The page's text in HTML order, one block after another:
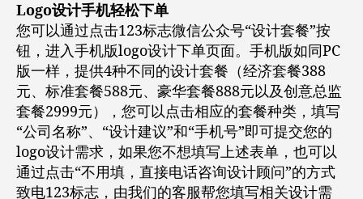
Logo设计手机轻松下单
您可以通过点击123标志微信公众号“设计套餐”按
钮，进入手机版logo设计下单页面。手机版如同PC
版一样，提供4种不同的设计套餐（经济套餐388
元、标准套餐588元、豪华套餐888元以及创意总监
套餐2999元），您可以点击相应的套餐种类，填写
“公司名称”、“设计建议”和“手机号”即可提交您的
logo设计需求，如果您不想填写上述表单，也可以
通过点击“不用填，直接电话咨询设计顾问”的方式
致电123标志，由我们的客服帮您填写相关设计需